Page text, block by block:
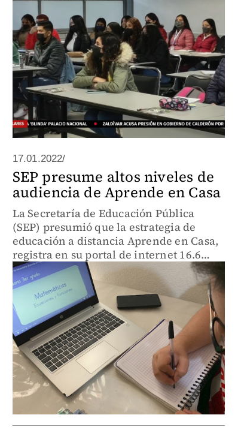
17.01.2022/
SEP presume altos niveles de
audiencia de Aprende en Casa
La Secretaría de Educación Pública
(SEP) presumió que la estrategia de
educación a distancia Aprende en Casa,
registra en su portal de internet 16.6
millones de usuarios y más de 630
millones 675 mil visitas.